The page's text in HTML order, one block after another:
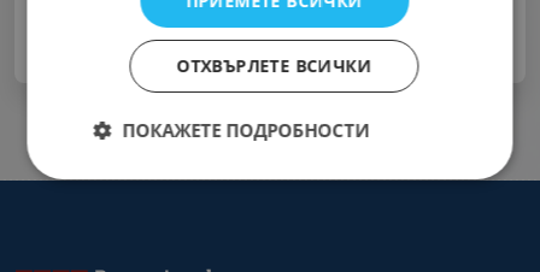
Нямате акаунт ?Регистрирайте се Сега
ОТХВЪРЛЕТЕ ВСИЧКИ
ПОКАЖЕТЕ ПОДРОБНОСТИ